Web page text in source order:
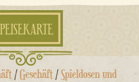
/Geschäft/Spieldosen und